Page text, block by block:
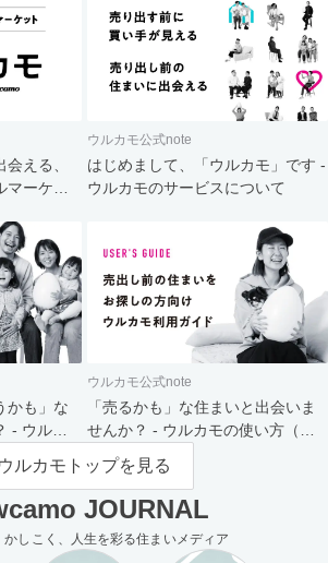
える、
マーケッ
ウルカモ公式note
はじめまして、「ウルカモ」です -
ウルカモのサービスについて
かも」な
- ウルカ
ウルカモ公式note
「売るかも」な住まいと出会いま
せんか？ - ウルカモの使い方（買
主さま向け）
ウルカモトップを見る
JOURNAL
かしこく、人生を彩る住まいメディア